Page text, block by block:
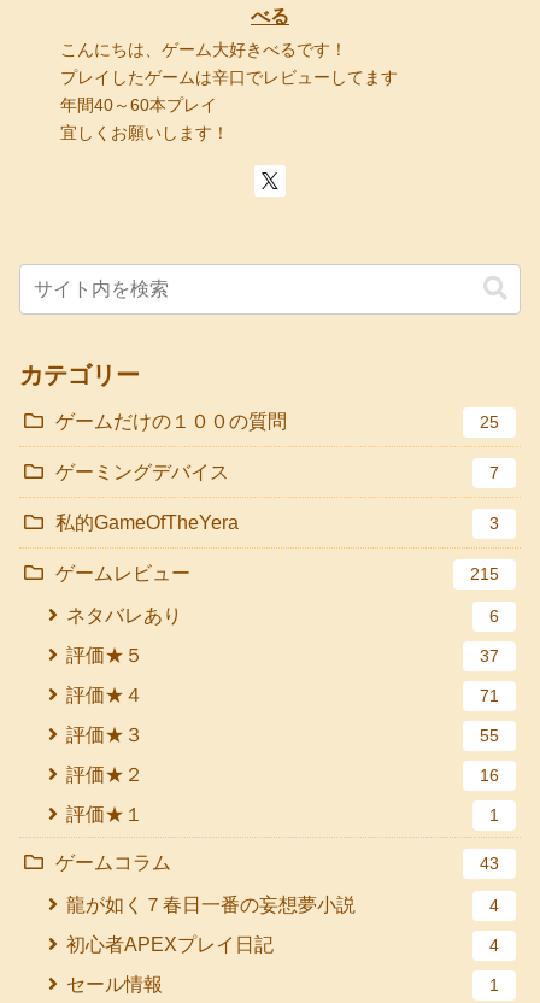
べる
こんにちは、ゲーム大好きべるです！
プレイしたゲームは辛口でレビューしてます
年間40～60本プレイ
宜しくお願いします！
カテゴリー
ゲームだけの１００の質問 25
ゲーミングデバイス 7
私的GameOfTheYera 3
ゲームレビュー 215
ネタバレあり 6
評価★５ 37
評価★４ 71
評価★３ 55
評価★２ 16
評価★１ 1
ゲームコラム 43
龍が如く７春日一番の妄想夢小説 4
初心者APEXプレイ日記 4
セール情報 1